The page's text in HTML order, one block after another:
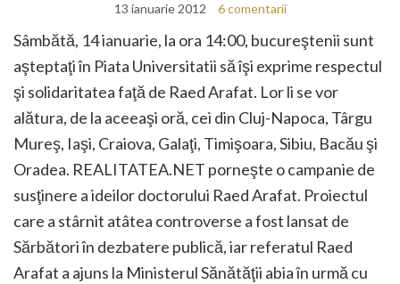
13 ianuarie 2012 6 comentarii
Sâmbătă, 14 ianuarie, la ora 14:00, bucureştenii sunt
aşteptaţi în Piata Universitatii să îşi exprime respectul
şi solidaritatea faţă de Raed Arafat. Lor li se vor
alătura, de la aceeaşi oră, cei din Cluj-Napoca, Târgu
Mureş, Iaşi, Craiova, Galaţi, Timişoara, Sibiu, Bacău şi
Oradea. REALITATEA.NET porneşte o campanie de
susţinere a ideilor doctorului Raed Arafat. Proiectul
care a stârnit atâtea controverse a fost lansat de
Sărbători în dezbatere publică, iar referatul Raed
Arafat a ajuns la Ministerul Sănătăţii abia în urmă cu